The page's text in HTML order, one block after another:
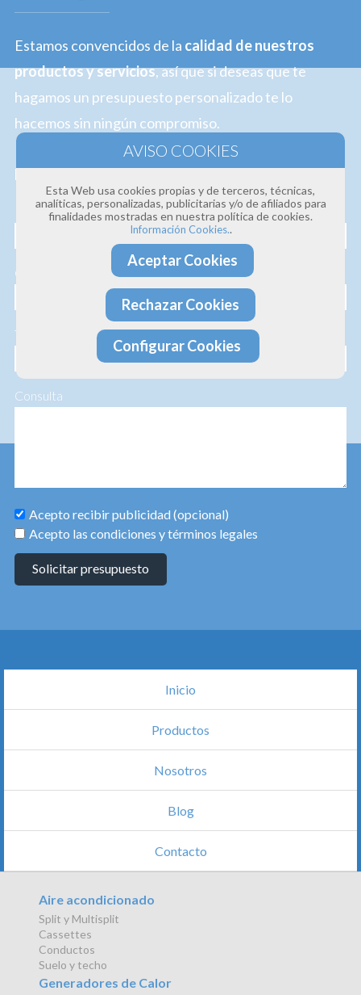
Estamos convencidos de la calidad de nuestros
productos y servicios, así que si deseas que te
hagamos un presupuesto personalizado te lo
hacemos sin ningún compromiso.
Profesionalidad · Experiencia · Efectividad
Nombre
Correo electrónico
Teléfono
Consulta
Acepto recibir publicidad (opcional)
Acepto las condiciones y términos legales
Solicitar presupuesto
Inicio
Productos
Nosotros
Blog
Contacto
Aire acondicionado
Split y Multisplit
Cassettes
Conductos
Suelo y techo
Generadores de Calor
Esta Web usa cookies propias y de terceros, técnicas,
analíticas, personalizadas, publicitarias y/o de afiliados para
finalidades mostradas en nuestra política de cookies.
Información Cookies..
Aceptar Cookies
Rechazar Cookies
Configurar Cookies